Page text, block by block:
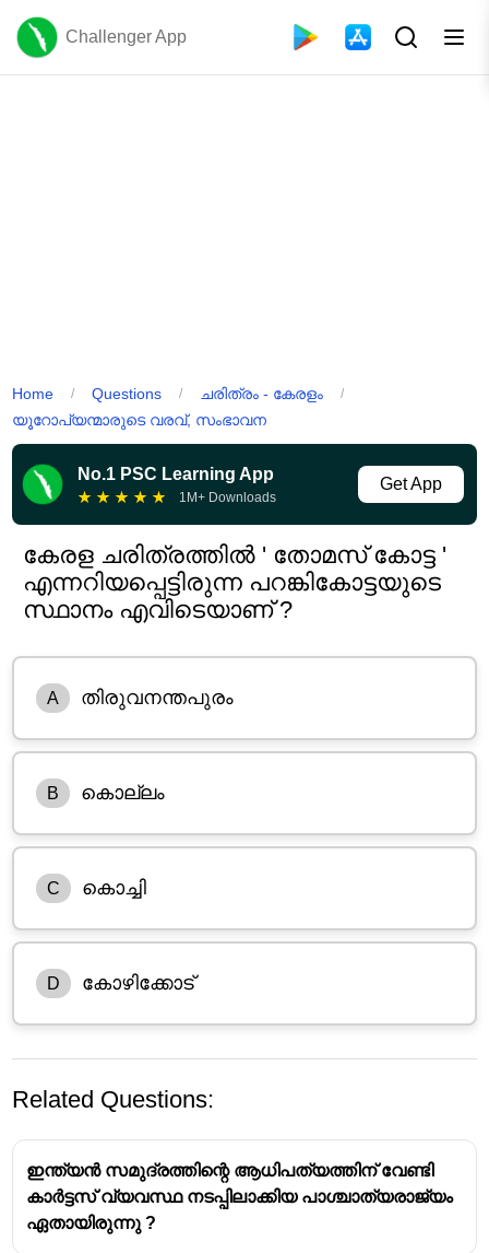
Challenger App
Home / Questions / ചരിത്രം - കേരളം /
യൂറോപ്യന്മാരുടെ വരവ്, സംഭാവന
No.1 PSC Learning App
★ ★ ★ ★ ★ 1M+ Downloads
Get App
കേരള ചരിത്രത്തിൽ ' തോമസ് കോട്ട '
എന്നറിയപ്പെട്ടിരുന്ന പറങ്കികോട്ടയുടെ
സ്ഥാനം എവിടെയാണ് ?
A തിരുവനന്തപുരം
B കൊല്ലം
C കൊച്ചി
D കോഴിക്കോട്
Related Questions:
ഇന്ത്യൻ സമുദ്രത്തിന്റെ ആധിപത്യത്തിന് വേണ്ടി
കാർട്ടസ് വ്യവസ്ഥ നടപ്പിലാക്കിയ പാശ്ചാത്യരാജ്യം
ഏതായിരുന്നു ?